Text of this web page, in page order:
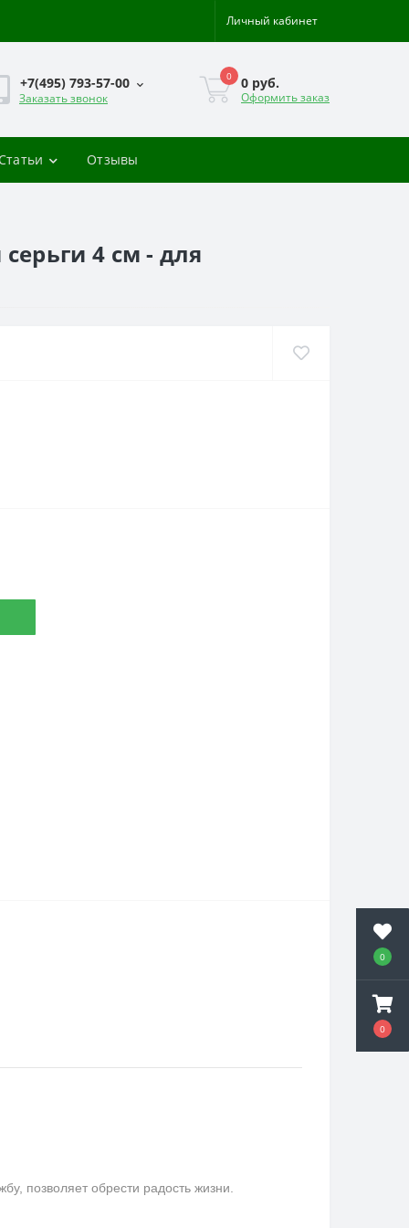
0
0
Личный кабинет
+7(495) 793-57-00
Заказать звонок
0 0 руб.
Оформить заказ
Отзывы
4 см - для
позволяет обрести радость жизни.